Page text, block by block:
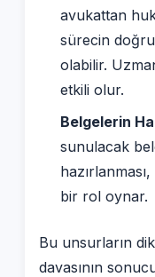
avukattan
sürecin doğru
olabilir.
etkili olur.
Belgelerin
sunulacak
bir rol oynar.
Bu unsurların
davasının